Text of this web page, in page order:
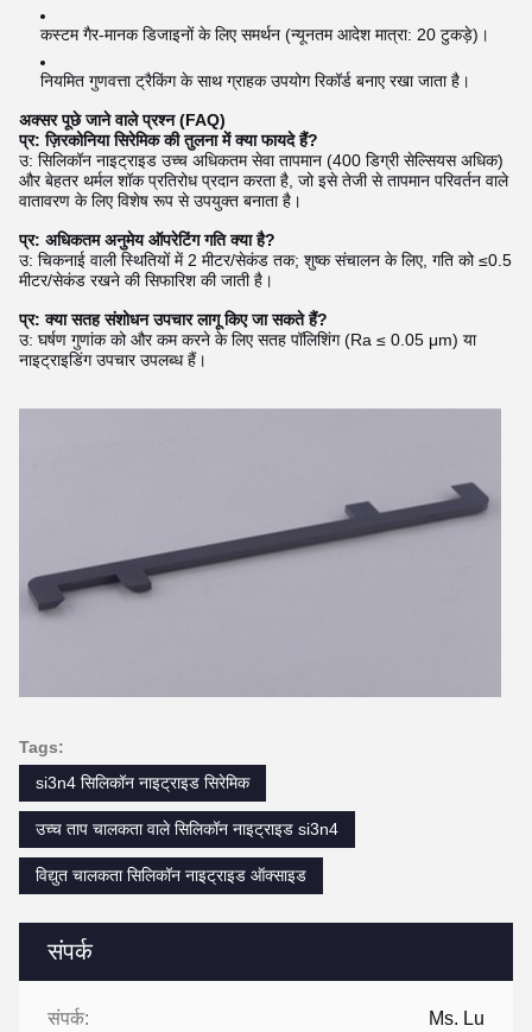
संपर्क
संपर्क: Ms. Lu
कस्टम गैर-मानक डिजाइनों के लिए समर्थन (न्यूनतम आदेश मात्रा: 20 टुकड़े)।
नियमित गुणवत्ता ट्रैकिंग के साथ ग्राहक उपयोग रिकॉर्ड बनाए रखा जाता है।
अक्सर पूछे जाने वाले प्रश्न (FAQ)
प्र: ज़िरकोनिया सिरेमिक की तुलना में क्या फायदे हैं?
उ: सिलिकॉन नाइट्राइड उच्च अधिकतम सेवा तापमान (400 डिग्री सेल्सियस अधिक)
और बेहतर थर्मल शॉक प्रतिरोध प्रदान करता है, जो इसे तेजी से तापमान परिवर्तन वाले
वातावरण के लिए विशेष रूप से उपयुक्त बनाता है।
प्र: अधिकतम अनुमेय ऑपरेटिंग गति क्या है?
उ: चिकनाई वाली स्थितियों में 2 मीटर/सेकंड तक; शुष्क संचालन के लिए, गति को ≤0.5
मीटर/सेकंड रखने की सिफारिश की जाती है।
प्र: क्या सतह संशोधन उपचार लागू किए जा सकते हैं?
उ: घर्षण गुणांक को और कम करने के लिए सतह पॉलिशिंग (Ra ≤ 0.05 μm) या
नाइट्राइडिंग उपचार उपलब्ध हैं।
Tags:
si3n4 सिलिकॉन नाइट्राइड सिरेमिक
उच्च ताप चालकता वाले सिलिकॉन नाइट्राइड si3n4
विद्युत चालकता सिलिकॉन नाइट्राइड ऑक्साइड